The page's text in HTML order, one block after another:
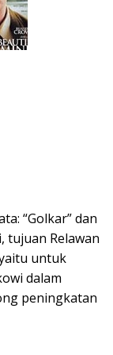
“Golkar” dan
tujuan Relawan
untuk
dalam
peningkatan